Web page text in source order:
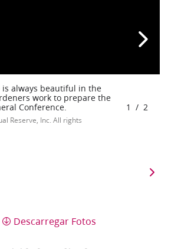
is always beautiful in the
work to prepare the
Conference.
Reserve, Inc. All rights
1 / 2
Descarregar Fotos